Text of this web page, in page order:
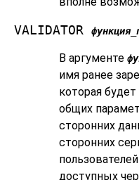
VALIDATOR
В аргументе
имя ранее
которая
общих
сторонних
сторонних
доступных